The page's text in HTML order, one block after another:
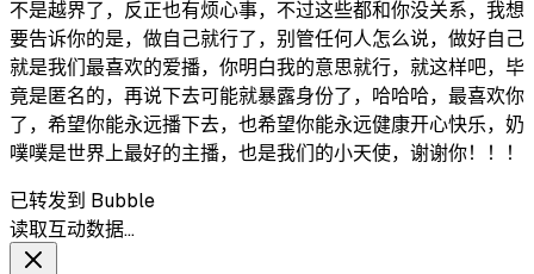
不是越界了，反正也有烦心事，不过这些都和你没关系，我想
要告诉你的是，做自己就行了，别管任何人怎么说，做好自己
就是我们最喜欢的爱播，你明白我的意思就行，就这样吧，毕
竟是匿名的，再说下去可能就暴露身份了，哈哈哈，最喜欢你
了，希望你能永远播下去，也希望你能永远健康开心快乐，奶
噗噗是世界上最好的主播，也是我们的小天使，谢谢你！！！
已转发到 Bubble
读取互动数据…